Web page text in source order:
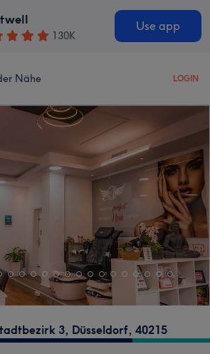
130K
Use app
Nähe LOGIN
3, Düsseldorf, 40215